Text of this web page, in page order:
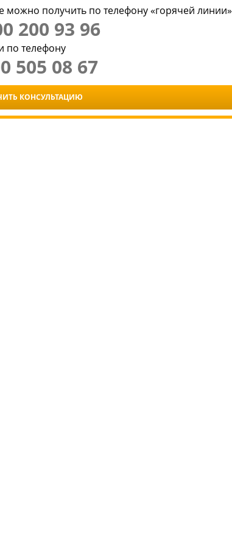
получить по телефону «горячей линии»
200 93 96
по телефону
505 08 67
КОНСУЛЬТАЦИЮ